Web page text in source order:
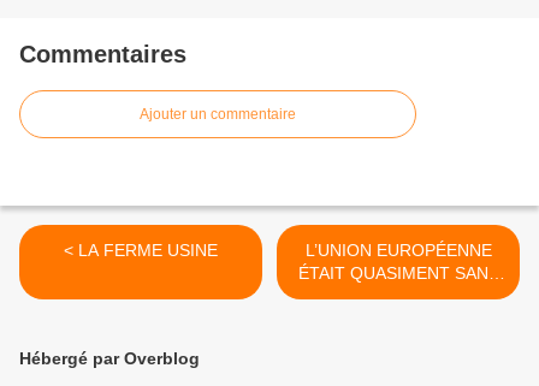
Commentaires
Ajouter un commentaire
< LA FERME USINE
L’UNION EUROPÉENNE
ÉTAIT QUASIMENT SANS
POLITIQUE DE DÉFENSE
Hébergé par Overblog